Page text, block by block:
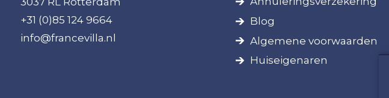
+31 (0)85 124 9664
info@francevilla.nl
Blog
Algemene voorwaarden
Huiseigenaren